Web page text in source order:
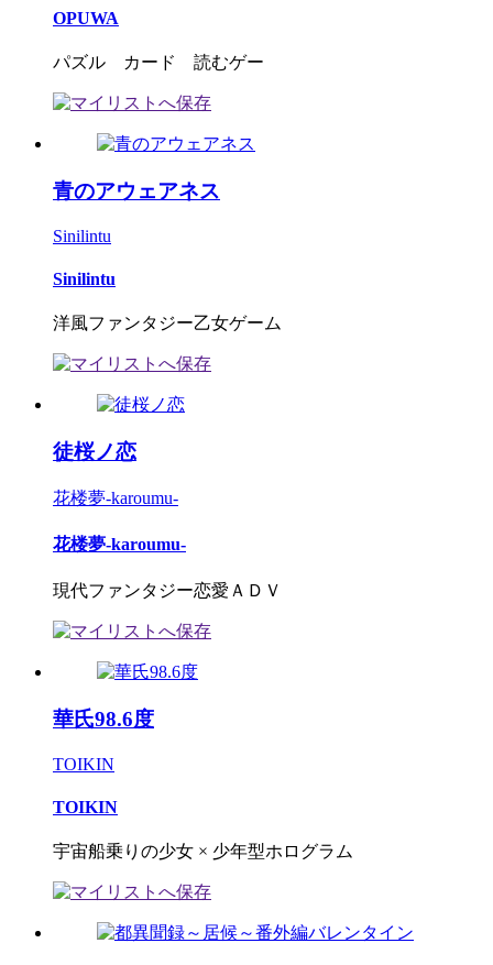
OPUWA
パズル カード 読むゲー
青のアウェアネス
Sinilintu
Sinilintu
洋風ファンタジー乙女ゲーム
徒桜ノ恋
花楼夢-karoumu-
花楼夢-karoumu-
現代ファンタジー恋愛ＡＤＶ
華氏98.6度
TOIKIN
TOIKIN
宇宙船乗りの少女 × 少年型ホログラム